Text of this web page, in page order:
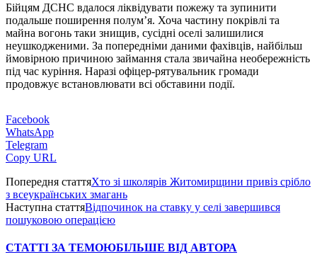
Бійцям ДСНС вдалося ліквідувати пожежу та зупинити
подальше поширення полум’я. Хоча частину покрівлі та
майна вогонь таки знищив, сусідні оселі залишилися
неушкодженими. За попередніми даними фахівців, найбільш
ймовірною причиною займання стала звичайна необережність
під час куріння. Наразі офіцер-рятувальник громади
продовжує встановлювати всі обставини події.
Facebook
WhatsApp
Telegram
Copy URL
Попередня статтяХто зі школярів Житомирщини привіз срібло
з всеукраїнських змагань
Наступна статтяВідпочинок на ставку у селі завершився
пошуковою операцією
СТАТТІ ЗА ТЕМОЮБІЛЬШЕ ВІД АВТОРА